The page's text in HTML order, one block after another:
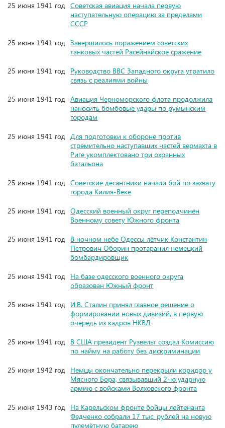
25 июня 1941 год Советская авиация начала первую
наступательную операцию за пределами
СССР
25 июня 1941 год Завершилось поражением советских
танковых частей Расейняйское сражение
25 июня 1941 год Руководство ВВС Западного округа утратило
связь с реалиями войны
25 июня 1941 год Авиация Черноморского флота продолжила
наносить бомбовые удары по румынским
городам
25 июня 1941 год Для подготовки к обороне против
стремительно наступавших частей вермахта в
Риге укомплектовано три охранных
батальона
25 июня 1941 год Советские десантники начали бой по захвату
города Килия-Веке
25 июня 1941 год Одесский военный округ переподчинён
Военному совету Южного фронта
25 июня 1941 год В ночном небе Одессы лётчик Константин
Петрович Оборин протаранил немецкий
бомбардировщик
25 июня 1941 год На базе одесского военного округа
образован Южный фронт
25 июня 1941 год И.В. Сталин принял главное решение о
формировании новых дивизий, в первую
очередь из кадров НКВД
25 июня 1941 год В США президент Рузвельт создал Комиссию
по найму на работу без дискриминации
25 июня 1942 год Немцы окончательно перекрыли коридор у
Мясного Бора, связывавший 2-ю ударную
армию с войсками Волховского фронта
25 июня 1943 год На Карельском фронте бойцы лейтенанта
Федченко собрали 17 тыс. рублей на новую
пулемётную батарею